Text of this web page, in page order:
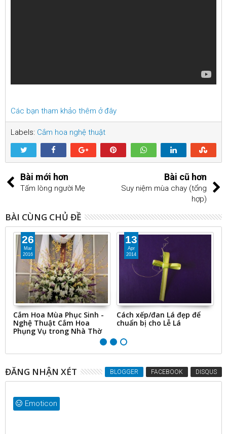
Các bạn tham khảo thêm ở đây
Labels: Cắm hoa nghệ thuật
Bài mới hơn
Tấm lòng người Mẹ
Bài cũ hơn
Suy niệm mùa chay (tổng
hợp)
BÀI CÙNG CHỦ ĐỀ
26
Mar
2016
Cắm Hoa Mùa Phục Sinh -
Nghệ Thuật Cắm Hoa
Phụng Vụ trong Nhà Thờ
13
Apr
2014
Cách xếp/đan Lá đẹp để
chuẩn bị cho Lễ Lá
ĐĂNG NHẬN XÉT BLOGGER FACEBOOK DISQUS
Emoticon